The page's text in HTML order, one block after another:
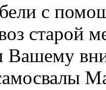
с
старой
Вашему